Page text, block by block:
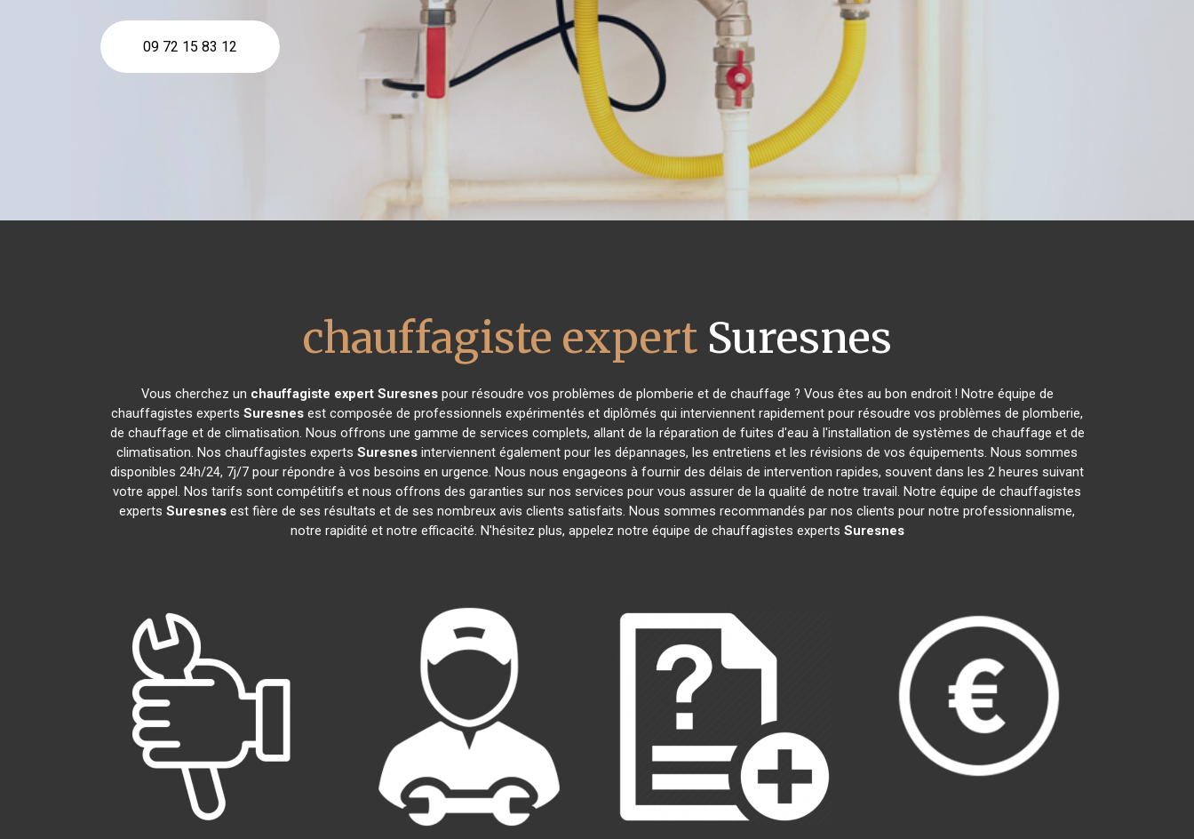
09 72 15 83 12
chauffagiste expert Suresnes
Vous cherchez un chauffagiste expert Suresnespour résoudre vos problèmes de plomberie et de chauffage ? Vous êtes au bon endroit ! Notre équipe de
chauffagistes experts Suresnes est composée de professionnels expérimentés et diplômés qui interviennent rapidement pour résoudre vos problèmes de plomberie,
de chauffage et de climatisation. Nous offrons une gamme de services complets, allant de la réparation de fuites d'eau à l'installation de systèmes de chauffage et de
climatisation. Nos chauffagistes experts Suresnes interviennent également pour les dépannages, les entretiens et les révisions de vos équipements. Nous sommes
disponibles 24h/24, 7j/7 pour répondre à vos besoins en urgence. Nous nous engageons à fournir des délais de intervention rapides, souvent dans les 2 heures suivant
votre appel. Nos tarifs sont compétitifs et nous offrons des garanties sur nos services pour vous assurer de la qualité de notre travail. Notre équipe de chauffagistes
experts Suresnes est fière de ses résultats et de ses nombreux avis clients satisfaits. Nous sommes recommandés par nos clients pour notre professionnalisme,
notre rapidité et notre efficacité. N'hésitez plus, appelez notre équipe de chauffagistes experts Suresnes